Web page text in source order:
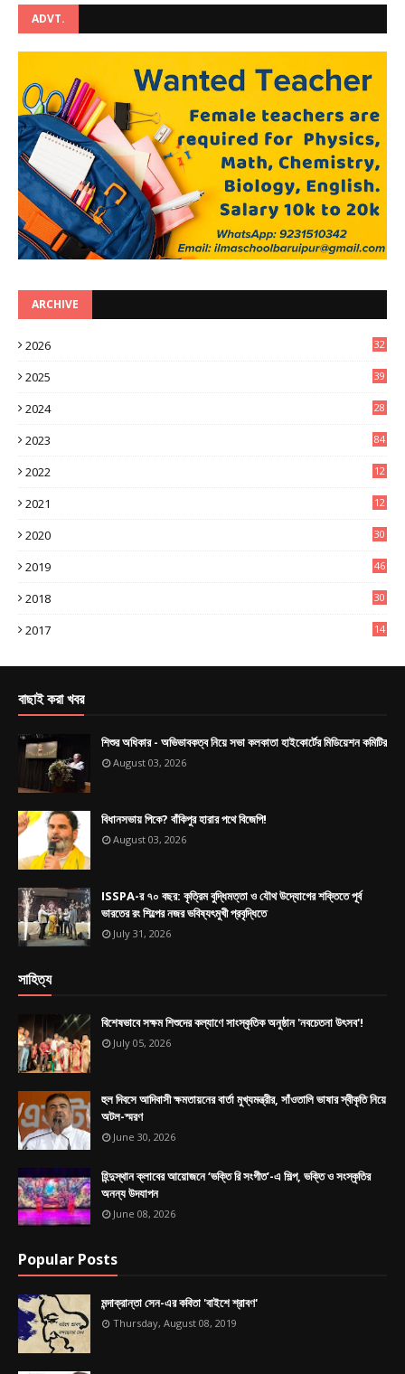
ADVT.
ARCHIVE
2026
32
2025
39
2024
28
2023 84
2022
12
2021
12
2020
30
2019
46
2018
30
2017
14
বাছাই করা খবর
শিশুর অধিকার - অভিভাবকত্ব নিয়ে সভা কলকাতা হাইকোর্টের মিডিয়েশন কমিটির
August 03, 2026
বিধানসভায় পিকে? বাঁকিপুর হারার পথে বিজেপি!
August 03, 2026
ISSPA-র ৭০ বছর: কৃত্রিম বুদ্ধিমত্তা ও যৌথ উদ্যোগের শক্তিতে পূর্ব
ভারতের রং শিল্পের নজর ভবিষ্যৎমুখী প্রবৃদ্ধিতে
July 31, 2026
সাহিত্য
বিশেষভাবে সক্ষম শিশুদের কল্যাণে সাংস্কৃতিক অনুষ্ঠান 'নবচেতনা উৎসব'!
July 05, 2026
হুল দিবসে আদিবাসী ক্ষমতায়নের বার্তা মুখ্যমন্ত্রীর, সাঁওতালি ভাষার স্বীকৃতি নিয়ে
অটল-স্মরণ
June 30, 2026
হিন্দুস্থান ক্লাবের আয়োজনে ‘ভক্তি রি সংগীত’-এ শিল্প, ভক্তি ও সংস্কৃতির
অনন্য উদযাপন
June 08, 2026
Popular Posts
মন্দাক্রান্তা সেন-এর কবিতা 'বাইশে শ্রাবণ'
Thursday, August 08, 2019